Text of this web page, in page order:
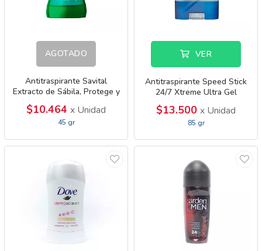
AGOTADO
Antitraspirante Savital
Extracto de Sábila, Protege y
$10.464 x Unidad
45 gr
VER
Antitraspirante Speed Stick
24/7 Xtreme Ultra Gel
$13.500 x Unidad
85 gr